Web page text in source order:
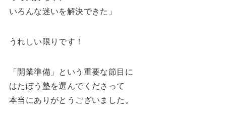
いろんな迷いを解決できた」
うれしい限りです！
「開業準備」という重要な節目に
はたぼう塾を選んでくださって
本当にありがとうございました。